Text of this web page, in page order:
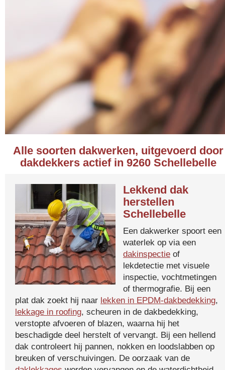
Alle soorten dakwerken, uitgevoerd door
dakdekkers actief in 9260 Schellebelle
Lekkend dak
herstellen
Schellebelle
Een dakwerker spoort een
waterlek op via een
dakinspectie of
lekdetectie met visuele
inspectie, vochtmetingen
of thermografie. Bij een
plat dak zoekt hij naar lekken in EPDM-dakbedekking,
lekkage in roofing, scheuren in de dakbedekking,
verstopte afvoeren of blazen, waarna hij het
beschadigde deel herstelt of vervangt. Bij een hellend
dak controleert hij pannen, nokken en loodslabben op
breuken of verschuivingen. De oorzaak van de